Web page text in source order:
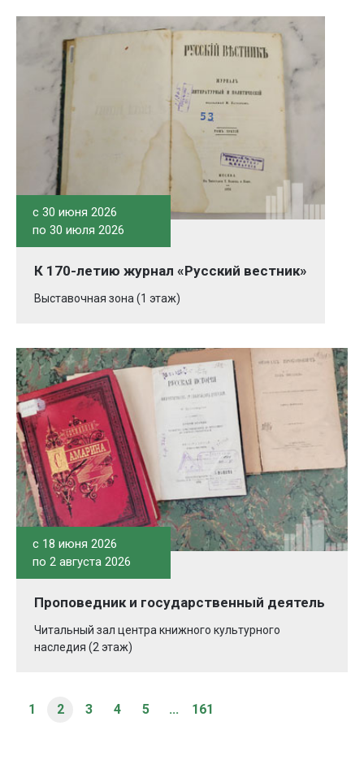
c 30 июня 2026
по 30 июля 2026
К 170-летию журнал «Русский вестник»
Выставочная зона (1 этаж)
c 18 июня 2026
по 2 августа 2026
Проповедник и государственный деятель
Читальный зал центра книжного культурного
наследия (2 этаж)
1 2 3 4 5 ... 161